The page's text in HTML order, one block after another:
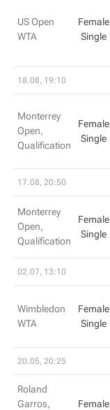
US Open
WTA
Female
Single
18.08, 19:10
Monterrey
Open,
Qualification
Female
Single
17.08, 20:50
Monterrey
Open,
Qualification
Female
Single
02.07, 13:10
Wimbledon
WTA
Female
Single
20.05, 20:25
Roland
Garros,
Female